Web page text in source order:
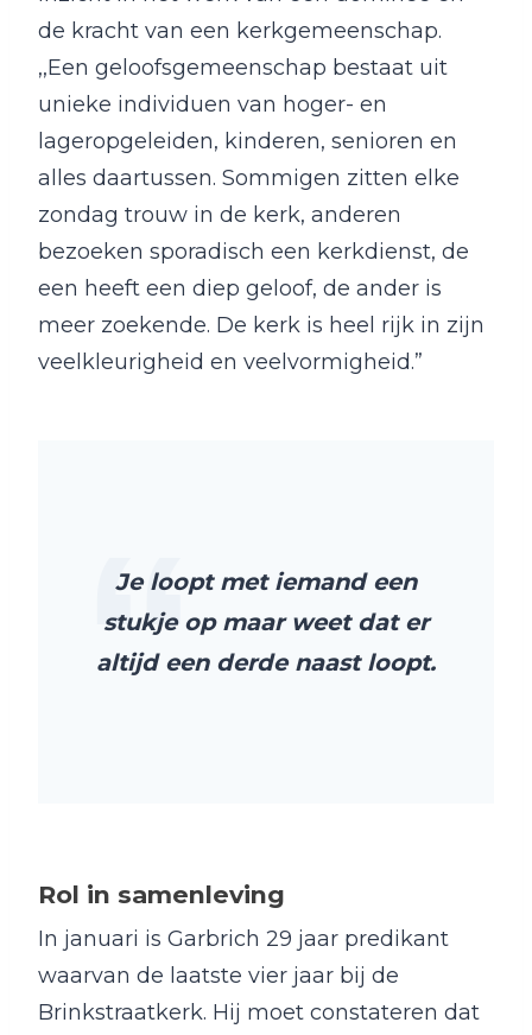
de kracht van een kerkgemeenschap.
,,Een geloofsgemeenschap bestaat uit
unieke individuen van hoger- en
lageropgeleiden, kinderen, senioren en
alles daartussen. Sommigen zitten elke
zondag trouw in de kerk, anderen
bezoeken sporadisch een kerkdienst, de
een heeft een diep geloof, de ander is
meer zoekende. De kerk is heel rijk in zijn
veelkleurigheid en veelvormigheid.”
Je loopt met iemand een
stukje op maar weet dat er
altijd een derde naast loopt.
Rol in samenleving
In januari is Garbrich 29 jaar predikant
waarvan de laatste vier jaar bij de
Brinkstraatkerk. Hij moet constateren dat